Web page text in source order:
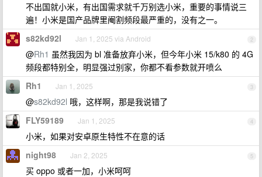
不出国就小米，有出国需求就千万别选小米，重要的事情说三
遍！小米是国产品牌里阉割频段最严重的，没有之一。
2
s82kd92l Jan 1, 2025 via Android
@Rh1 虽然我因为 bl 准备放弃小米，但今年小米 15/k80 的 4G
频段都特别全，明显强过别家，你都不看参数就开喷么
3
Rh1 Jan 1, 2025
@s82kd92l 哦，这样啊，那是我说错了
4
FLY59189 Jan 1, 2025
小米，如果对安卓原生特性不在意的话
5
night98 Jan 2, 2025
买 oppo 或者一加，小米呵呵